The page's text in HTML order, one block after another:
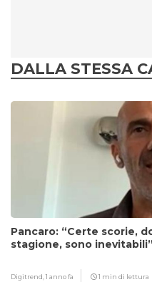
DALLA STESSA
Pancaro: “Certe scorie,
stagione, sono inevitabili”
Digitrend,1 anno fa 1 min di lettura